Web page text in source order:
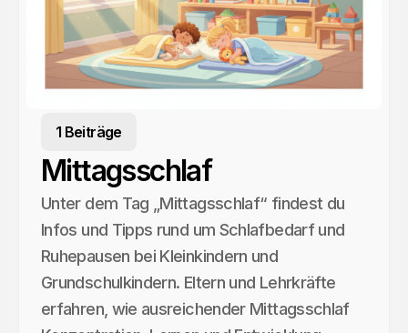
1 Beiträge
Mittagsschlaf
Unter dem Tag „Mittagsschlaf“ findest du
Infos und Tipps rund um Schlafbedarf und
Ruhepausen bei Kleinkindern und
Grundschulkindern. Eltern und Lehrkräfte
erfahren, wie ausreichender Mittagsschlaf